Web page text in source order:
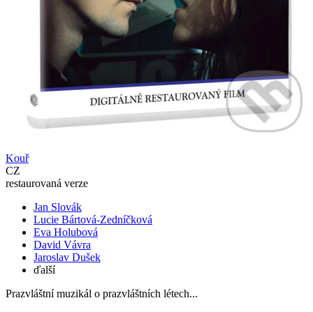
Kouř
CZ
restaurovaná verze
Jan Slovák
Lucie Bártová-Zedníčková
Eva Holubová
David Vávra
Jaroslav Dušek
ďalší
Prazvláštní muzikál o prazvláštních létech...